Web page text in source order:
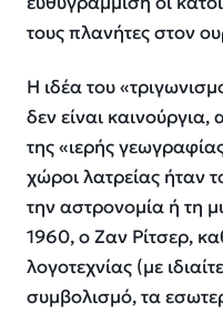
τους πλανήτες στον
Η ιδέα του
δεν είναι
της «ιερής
χώροι λατρείας ήταν
την αστρονομία ή τη
1960, ο Ζαν Ρίτσερ,
λογοτεχνίας (με
συμβολισμό, τα